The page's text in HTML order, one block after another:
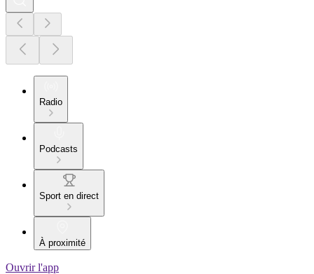
Radio
Podcasts
Sport en direct
À proximité
Ouvrir l'app